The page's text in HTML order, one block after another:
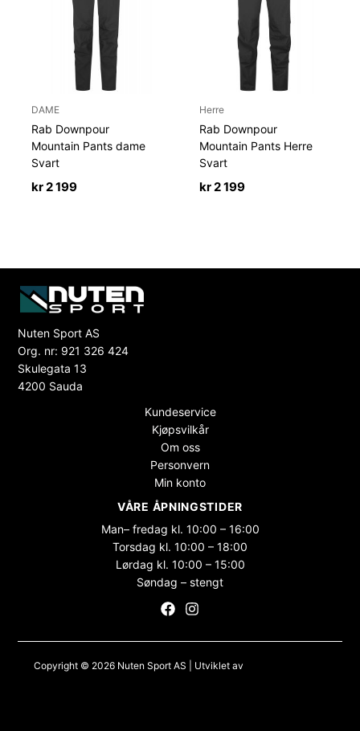
DAME
Rab Downpour
Mountain Pants dame
Svart
kr 2 199
Herre
Rab Downpour
Mountain Pants Herre
Svart
kr 2 199
Nuten Sport AS
Org. nr: 921 326 424
Skulegata 13
4200 Sauda
Kundeservice
Kjøpsvilkår
Om oss
Personvern
Min konto
VÅRE ÅPNINGSTIDER
Man– fredag kl. 10:00 – 16:00
Torsdag kl. 10:00 – 18:00
Lørdag kl. 10:00 – 15:00
Søndag – stengt
Copyright © 2026 Nuten Sport AS | Utviklet av